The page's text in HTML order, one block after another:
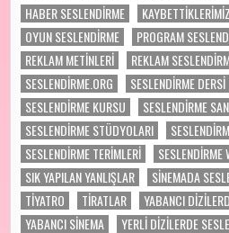
HABER SESLENDİRME
KAYBETTİKLERİMİZ
OYUN SESLENDİRME
PROGRAM
REKLAM METİNLERİ
REKLAM
SESLENDIRME.ORG
SESLENDİRME DERSİ
SESLENDİRME KURSU
SESLENDİRME
SESLENDİRME STÜDYOLARI
SESLENDİRME TERİMLERİ
SESLENDİRME
SIK YAPILAN YANLIŞLAR
SİNEMADA
TIYATRO
TİRATLAR
YABANCI
YABANCI SİNEMA
YERLİ DİZİLERDE